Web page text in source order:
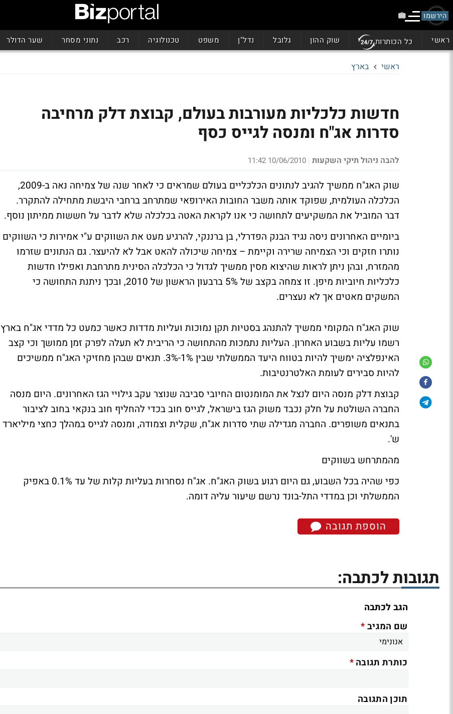
הירשמו
ראשי כל הכותרות שוק ההון גלובל נדל"ן משפט טכנולוגיה רכב נתוני מסחר שער הדולר
ראשי בארץ
חדשות כלכליות מעורבות בעולם, קבוצת דלק מרחיבה
סדרות אג"ח ומנסה לגייס כסף
להבה ניהול תיקי השקעות |
10/06/2010 11:42
שוק האג"ח ממשיך להגיב לנתונים הכלכליים בעולם שמראים כי לאחר שנה של צמיחה נאה ב-2009,
הכלכלה העולמית, שפוקד אותה משבר החובות האירופאי שמתרחב ברחבי היבשת מתחילה להתקרר.
דבר המוביל את המשקיעים לתחושה כי אנו לקראת האטה בכלכלה שלא לדבר על חששות ממיתון נוסף.
ביומיים האחרונים ניסה נגיד הבנק הפדרלי, בן ברננקי, להרגיע מעט את השווקים ע"י אמירות כי השווקים
נותרו חזקים וכי הצמיחה שרירה וקיימת – צמיחה שיכולה להאט אבל לא להיעצר. גם הנתונים שזרמו
מהמזרח, ובהן ניתן לראות שהיצוא מסין ממשיך לגדול כי הכלכלה הסינית מתרחבת ואפילו חדשות
כלכליות חיוביות מיפן. זו צמחה בקצב של 5% ברבעון הראשון של 2010, ובכך ניתנת התחושה כי
המשקים מאטים אך לא נעצרים.
שוק האג"ח המקומי ממשיך להתנהג בסטיות תקן נמוכות ועליות מדדות כאשר כמעט כל מדדי אג"ח בארץ
רשמו עליות בשבוע האחרון. העליות נתמכות מהתחושה כי הריבית לא תעלה לפרק זמן ממושך וכי קצב
האינפלציה ימשיך להיות בטווח היעד הממשלתי שבין 1%-3%. תנאים שבהן מחזיקי האג"ח ממשיכים
להיות סבירים לעומת האלטרנטיבות.
קבוצת דלק מנסה היום לנצל את המומנטום החיובי סביבה שנוצר עקב גילויי הגז האחרונים. היום מנסה
החברה השולטת על חלק נכבד משוק הגז בישראל, לגייס חוב בכדי להחליף חוב בנקאי בחוב לציבור
בתנאים משופרים. החברה מגדילה שתי סדרות אג"ח, שקלית וצמודה, ומנסה לגייס במהלך כחצי מיליארד
ש'.
מהמתרחש בשווקים
כפי שהיה בכל השבוע, גם היום רגוע בשוק האג"ח. אג"ח נסחרות בעליות קלות של עד 0.1% באפיק
הממשלתי וכן במדדי התל-בונד נרשם שיעור עליה דומה.
הוספת תגובה
תגובות לכתבה:
הגב לכתבה
שם המגיב*
כותרת תגובה*
תוכן התגובה